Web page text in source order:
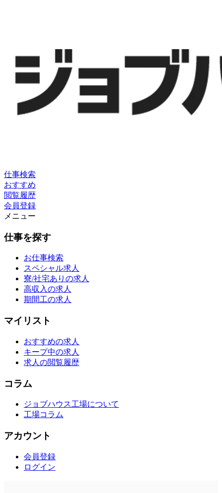
仕事検索
おすすめ
閲覧履歴
会員登録
メニュー
仕事を探す
お仕事検索
スペシャル求人
寮/社宅ありの求人
高収入の求人
期間工の求人
マイリスト
おすすめの求人
キープ中の求人
求人の閲覧履歴
コラム
ジョブハウス工場について
工場コラム
アカウント
会員登録
ログイン